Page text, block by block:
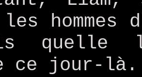
hommes
quelle
ce jour-là.